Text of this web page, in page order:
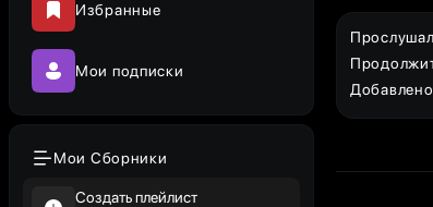
Избранные
Мои подписки
Мои Сборники
Создать плейлист
Добавлено